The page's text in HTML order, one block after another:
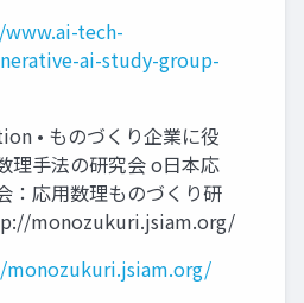
tech-
ai-study-group-
• ものづくり企業に役
理手法の研究会 o日本応
：応用数理ものづくり研
monozukuri.jsiam.org/